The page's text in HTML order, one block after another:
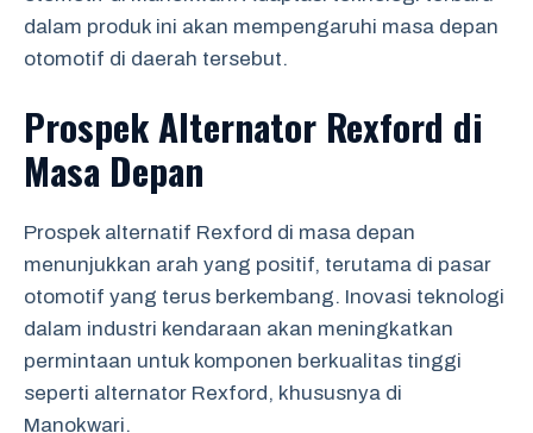
dalam produk ini akan mempengaruhi masa depan
otomotif di daerah tersebut.
Prospek Alternator Rexford di
Masa Depan
Prospek alternatif Rexford di masa depan
menunjukkan arah yang positif, terutama di pasar
otomotif yang terus berkembang. Inovasi teknologi
dalam industri kendaraan akan meningkatkan
permintaan untuk komponen berkualitas tinggi
seperti alternator Rexford, khususnya di
Manokwari.